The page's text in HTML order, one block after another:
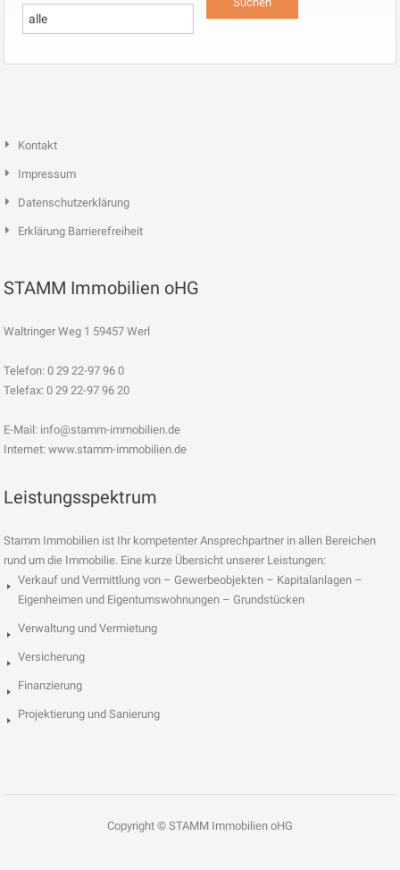
Kontakt
Impressum
Datenschutzerklärung
Erklärung Barrierefreiheit
STAMM Immobilien oHG
Waltringer Weg 1 59457 Werl
Telefon: 0 29 22-97 96 0
Telefax: 0 29 22-97 96 20
E-Mail: info@stamm-immobilien.de
Internet: www.stamm-immobilien.de
Leistungsspektrum
Stamm Immobilien ist Ihr kompetenter Ansprechpartner in allen Bereichen
rund um die Immobilie. Eine kurze Übersicht unserer Leistungen:
Verkauf und Vermittlung von – Gewerbeobjekten – Kapitalanlagen –
Eigenheimen und Eigentumswohnungen – Grundstücken
Verwaltung und Vermietung
Versicherung
Finanzierung
Projektierung und Sanierung
Copyright © STAMM Immobilien oHG